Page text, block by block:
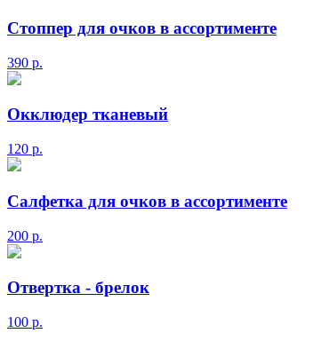
Стоппер для очков в ассортименте
390 р.
Окклюдер тканевый
120 р.
Салфетка для очков в ассортименте
200 р.
Отвертка - брелок
100 р.